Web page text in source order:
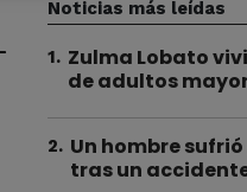
Noticias más leídas
1. Zulma Lobato
de adultos
2. Un hombre
tras un